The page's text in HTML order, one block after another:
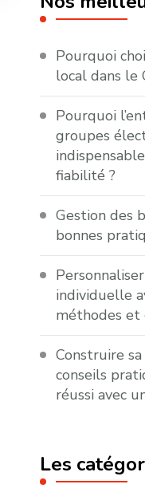
Pourquoi
local dans le
Pourquoi
groupes
fiabilité ?
Gestion des
bonnes
individuelle
méthodes et
Construire
conseils
réussi avec
Les